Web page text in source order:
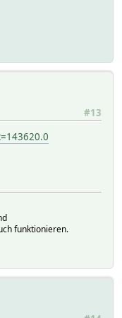
#13
funktionieren.